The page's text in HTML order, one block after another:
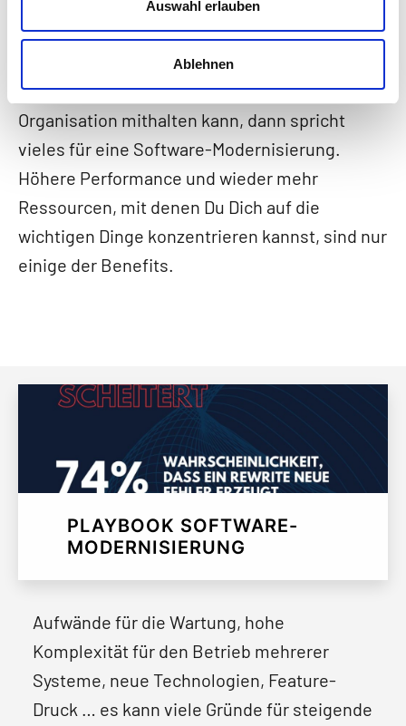
Auswahl erlauben
Ablehnen
Schritt zu halten?
Wenn die Lead Time für neue Features zu hoch
ist, die IT nicht mehr mit dem Wachstum der
Organisation mithalten kann, dann spricht
vieles für eine Software-Modernisierung.
Höhere Performance und wieder mehr
Ressourcen, mit denen Du Dich auf die
wichtigen Dinge konzentrieren kannst, sind nur
einige der Benefits.
PLAYBOOK SOFTWARE-
MODERNISIERUNG
Aufwände für die Wartung, hohe
Komplexität für den Betrieb mehrerer
Systeme, neue Technologien, Feature-
Druck … es kann viele Gründe für steigende